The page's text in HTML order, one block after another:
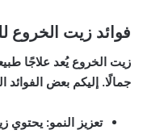
فوائد زيت الخروع
زيت الخروع يُعد علاجًا
جمالًا. إليكم بعض الفوائد
تعزيز النمو: يحتوي